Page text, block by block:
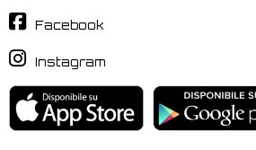
Facebook
Instagram